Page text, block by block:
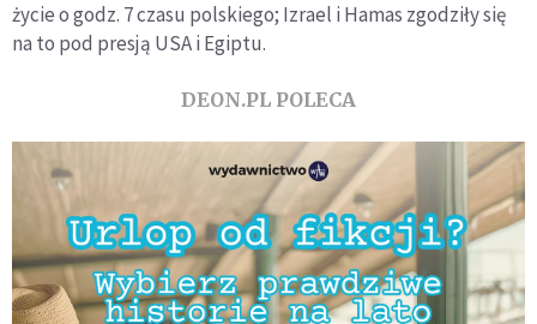
życie o godz. 7 czasu polskiego; Izrael i Hamas zgodziły się
na to pod presją USA i Egiptu.
DEON.PL POLECA